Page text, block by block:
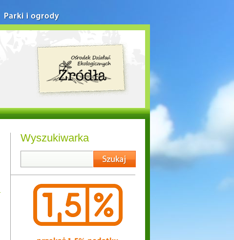
Wyszukiwarka
Parki i ogrody